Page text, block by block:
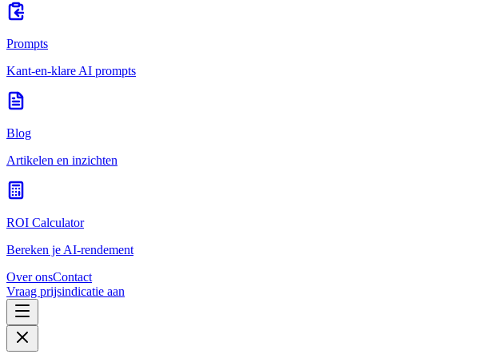
Prompts
Kant-en-klare AI prompts
Blog
Artikelen en inzichten
ROI Calculator
Bereken je AI-rendement
Over onsContact
Vraag prijsindicatie aan